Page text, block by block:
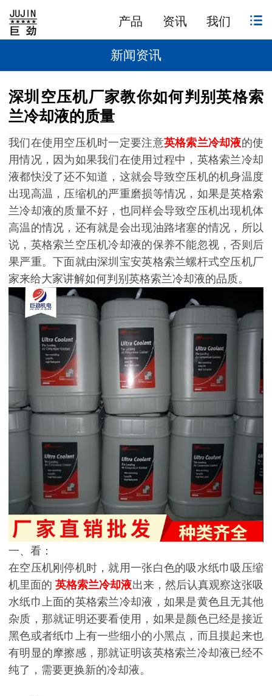
产品 资讯 我们
新闻资讯
深圳空压机厂家教你如何判别英格索
兰冷却液的质量
我们在使用空压机时一定要注意英格索兰冷却液的使
用情况，因为如果我们在使用过程中，英格索兰冷却
液都快没了还不知道，这就会导致空压机的机身温度
出现高温，压缩机的严重磨损等情况，如果是英格索
兰冷却液的质量不好，也同样会导致空压机出现机体
高温的情况，还有就是会出现油路堵塞的情况，所以
说，英格索兰空压机冷却液的保养不能忽视，否则后
果严重。下面就由深圳宝安英格索兰螺杆式空压机厂
家来给大家讲解如何判别英格索兰冷却液的品质。
一、看：
在空压机刚停机时，就用一张白色的吸水纸巾吸压缩
机里面的英格索兰冷却液出来，然后认真观察这张吸
水纸巾上面的英格索兰冷却液，如果是黄色且无其他
杂质，那就证明还要看使用，如果是颜色已经是接近
黑色或者纸巾上有一些细小的小黑点，而且摸起来也
有明显的摩擦感，那就证明该英格索兰冷却液已经不
纯了，需要更换新的冷却液。